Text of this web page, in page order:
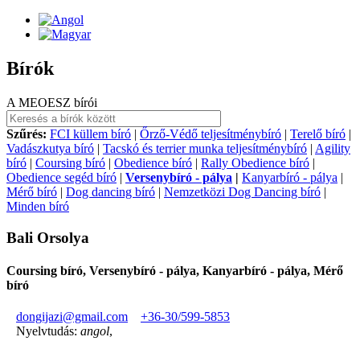
Bírók
A MEOESZ bírói
Szűrés: FCI küllem bíró | Őrző-Védő teljesítménybíró | Terelő bíró |
Vadászkutya bíró | Tacskó és terrier munka teljesítménybíró | Agility
bíró | Coursing bíró | Obedience bíró | Rally Obedience bíró |
Obedience segéd bíró | Versenybíró - pálya | Kanyarbíró - pálya |
Mérő bíró | Dog dancing bíró | Nemzetközi Dog Dancing bíró |
Minden bíró
Bali Orsolya
Coursing bíró, Versenybíró - pálya, Kanyarbíró - pálya, Mérő
bíró
dongijazi@gmail.com
+36-30/599-5853
Nyelvtudás: angol,